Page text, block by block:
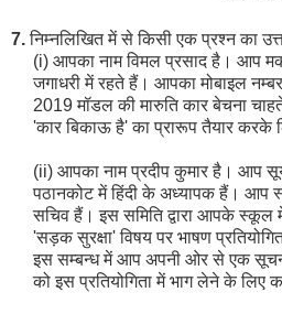
7.निम्नलिखित में से किसी एक प्रश्न का
(i) आपका नाम विमल प्रसाद है। आप
जगाधरी में रहते हैं। आपका मोबाइल
2019 मॉडल की मारुति कार बेचना
'कार बिकाऊ है' का प्रारूप तैयार करके
(ii) आपका नाम प्रदीप कुमार है। आप
पठानकोट में हिंदी के अध्यापक हैं। आप
सचिव हैं। इस समिति द्वारा आपके
'सड़क सुरक्षा' विषय पर भाषण
इस सम्बन्ध में आप अपनी ओर से एक सूचना
को इस प्रतियोगिता में भाग लेने के लिए